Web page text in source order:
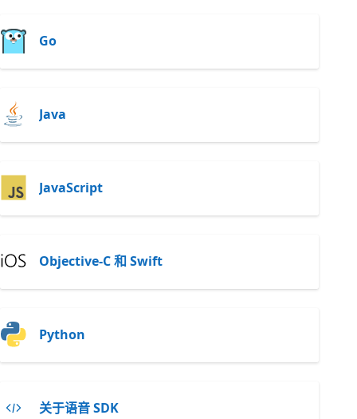
Go
Java
JavaScript
Objective-C 和 Swift
Python
关于语音 SDK